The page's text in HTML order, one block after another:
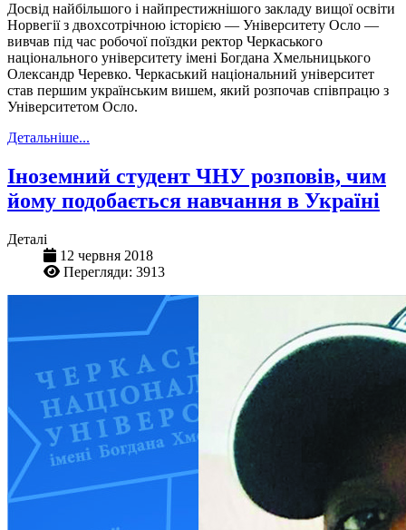
Досвід найбільшого і найпрестижнішого закладу вищої освіти
Норвегії з двохсотрічною історією — Університету Осло —
вивчав під час робочої поїздки ректор Черкаського
національного університету імені Богдана Хмельницького
Олександр Черевко. Черкаський національний університет
став першим українським вишем, який розпочав співпрацю з
Університетом Осло.
Детальніше...
Іноземний студент ЧНУ розповів, чим
йому подобається навчання в Україні
Деталі
12 червня 2018
Перегляди: 3913